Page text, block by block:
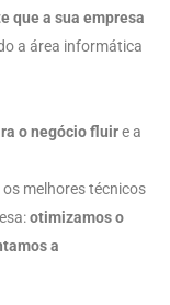
que a sua empresa
a área informática
o negócio fluire a
os melhores técnicos
otimizamos o
a